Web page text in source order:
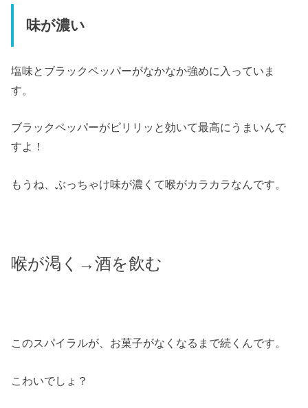
味が濃い
塩味とブラックペッパーがなかなか強めに入っていま
す。
ブラックペッパーがピリリッと効いて最高にうまいんで
すよ！
もうね、ぶっちゃけ味が濃くて喉がカラカラなんです。
喉が渇く→酒を飲む
このスパイラルが、お菓子がなくなるまで続くんです。
こわいでしょ？